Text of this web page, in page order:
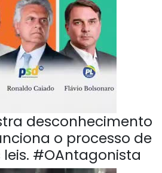
desconhecimento
o processo de
#OAntagonista